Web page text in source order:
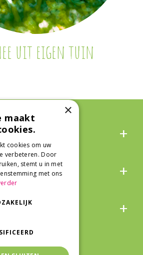
uit eigen tuin
×
maakt
cookies om uw
verbeteren. Door
stemt u in met
met ons